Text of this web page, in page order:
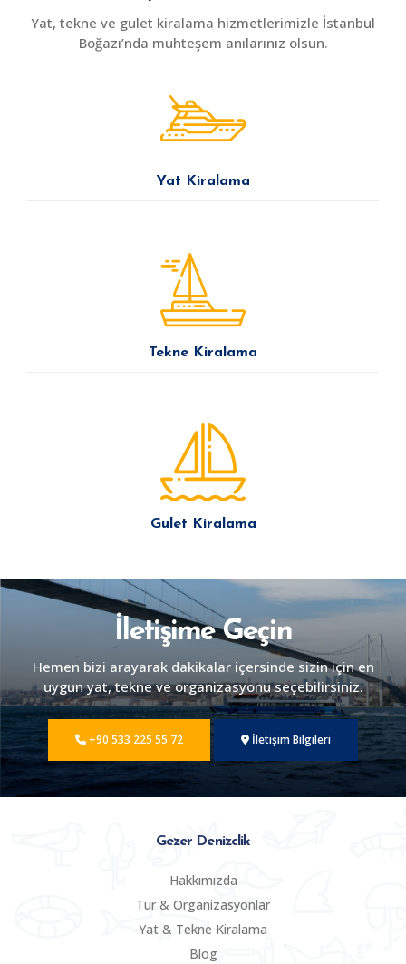
Yat, tekne ve gulet kiralama hizmetlerimizle İstanbul
Boğazı’nda muhteşem anılarınız olsun.
Yat Kiralama
Tekne Kiralama
Gulet Kiralama
İletişime Geçin
Hemen bizi arayarak dakikalar içersinde sizin için en
uygun yat, tekne ve organizasyonu seçebilirsiniz.
+90 533 225 55 72 İletişim Bilgileri
Gezer Denizclik
Hakkımızda
Tur & Organizasyonlar
Yat & Tekne Kiralama
Blog